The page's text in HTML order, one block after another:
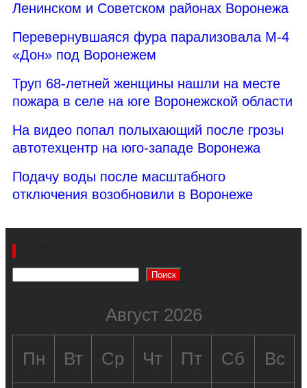
Ленинском и Советском районах Воронежа
Перевернувшаяся фура парализовала М-4
«Дон» под Воронежем
Труп 68-летней женщины нашли на месте
пожара в селе на юге Воронежской области
На видео попал полыхающий после грозы
автотехцентр на юго-западе Воронежа
Подачу воды после масштабного
отключения возобновили в Воронеже
Поиск
Август 2026
Пн Вт Ср Чт Пт Сб Вс